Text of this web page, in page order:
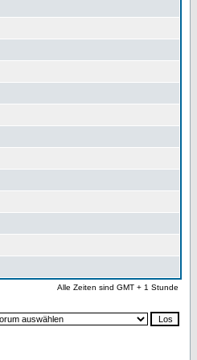
Alle Zeiten sind GMT + 1 Stunde